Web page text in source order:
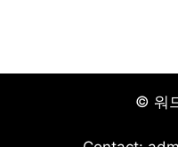
© 워